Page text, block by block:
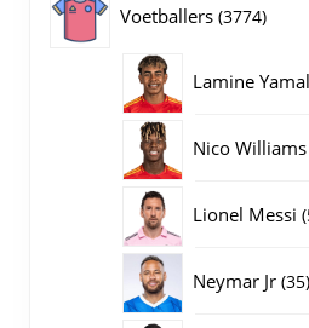
Voetballers 37743774
Lamine Yamal
Nico Williams
Lionel Messi
Neymar Jr 35